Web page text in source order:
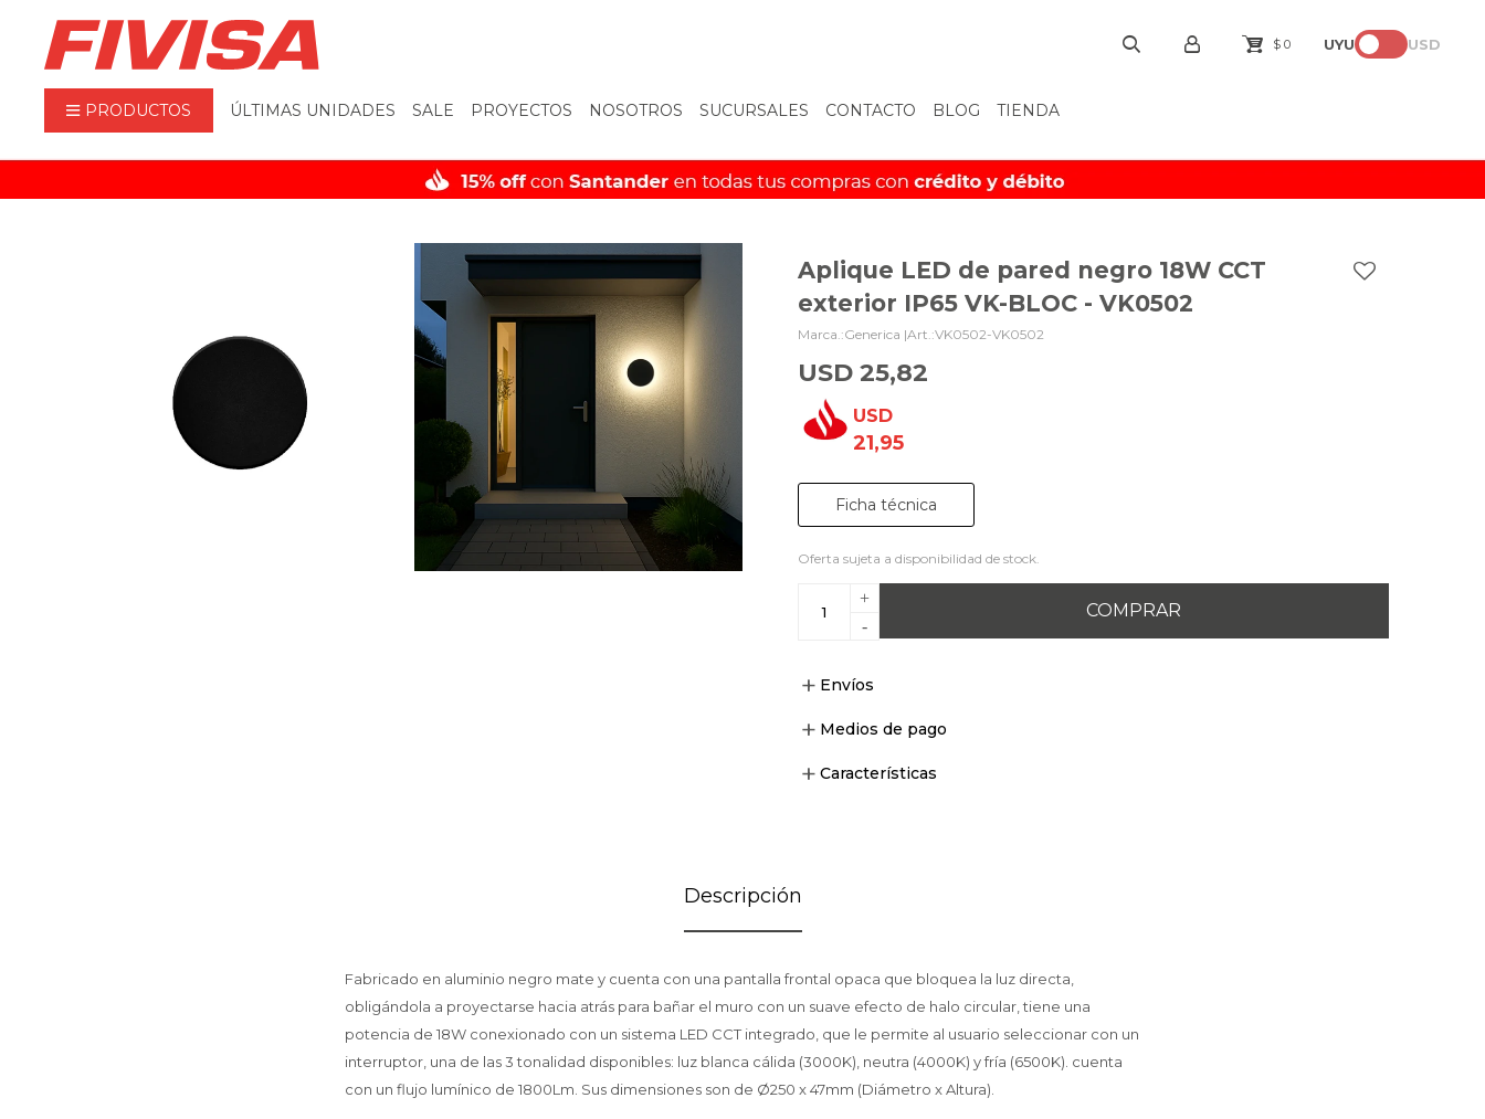
PRODUCTOS ÚLTIMAS UNIDADES SALE PROYECTOS NOSOTROS SUCURSALES CONTACTO BLOG TIENDA
$ 0 UYU USD
Aplique LED de pared negro 18W CCT
exterior IP65 VK-BLOC - VK0502
Generica | VK0502-VK0502
USD 25,82
USD
21,95
Ficha técnica
Oferta sujeta a disponibilidad de stock.
+
-
COMPRAR
Envíos
Medios de pago
Características
Descripción
Fabricado en aluminio negro mate y cuenta con una pantalla frontal opaca que bloquea la luz directa,
obligándola a proyectarse hacia atrás para bañar el muro con un suave efecto de halo circular, tiene una
potencia de 18W conexionado con un sistema LED CCT integrado, que le permite al usuario seleccionar con un
interruptor, una de las 3 tonalidad disponibles: luz blanca cálida (3000K), neutra (4000K) y fría (6500K). cuenta
con un flujo lumínico de 1800Lm. Sus dimensiones son de Ø250 x 47mm (Diámetro x Altura).